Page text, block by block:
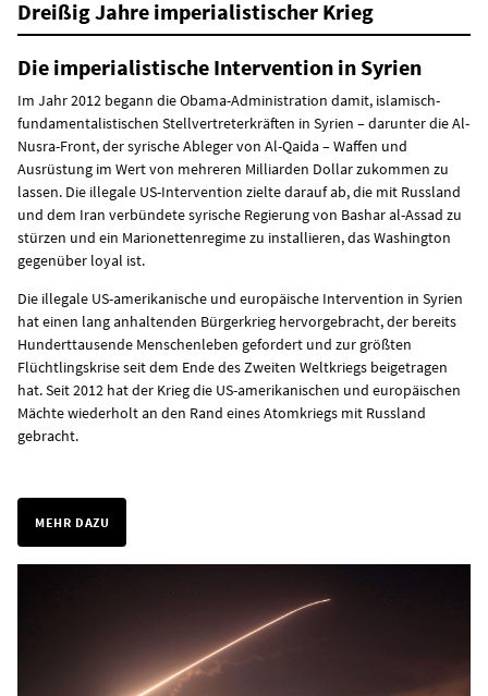
Dreißig Jahre imperialistischer Krieg
Die imperialistische Intervention in Syrien
Im Jahr 2012 begann die Obama-Administration damit, islamisch-
fundamentalistischen Stellvertreterkräften in Syrien – darunter die Al-
Nusra-Front, der syrische Ableger von Al-Qaida – Waffen und
Ausrüstung im Wert von mehreren Milliarden Dollar zukommen zu
lassen. Die illegale US-Intervention zielte darauf ab, die mit Russland
und dem Iran verbündete syrische Regierung von Bashar al-Assad zu
stürzen und ein Marionettenregime zu installieren, das Washington
gegenüber loyal ist.
Die illegale US-amerikanische und europäische Intervention in Syrien
hat einen lang anhaltenden Bürgerkrieg hervorgebracht, der bereits
Hunderttausende Menschenleben gefordert und zur größten
Flüchtlingskrise seit dem Ende des Zweiten Weltkriegs beigetragen
hat. Seit 2012 hat der Krieg die US-amerikanischen und europäischen
Mächte wiederholt an den Rand eines Atomkriegs mit Russland
gebracht.
MEHR DAZU